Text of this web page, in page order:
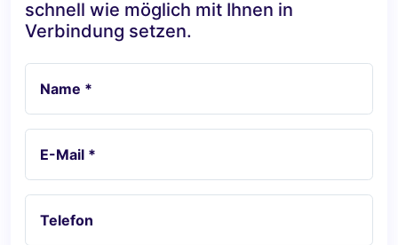
schnell wie möglich mit Ihnen in
Verbindung setzen.
Name *
E-Mail *
Telefon